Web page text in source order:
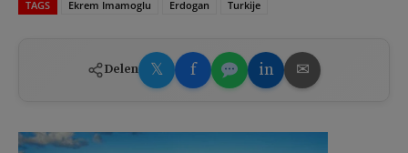
TAGS Ekrem Imamoglu Erdogan Turkije
Delen 𝕏 f in ✉